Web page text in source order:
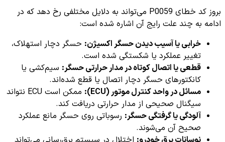
بروز کد خطای P0059 می‌تواند به دلایل مختلفی رخ دهد که در
ادامه به چند علت رایج آن اشاره شده است:
خرابی یا آسیب دیدن حسگر اکسیژن: حسگر دچار استهلاک،
تغییر عملکرد یا شکستگی شده است.
قطعی یا اتصال کوتاه در مدار حرارتی حسگر: سیم‌کشی یا
کانکتورهای حسگر دچار اتصال یا قطع شده‌اند.
مسائل در واحد کنترل موتور (ECU):
ممکن است ECU نتواند
سیگنال صحیحی از مدار حرارتی دریافت کند.
آلودگی یا گرفتگی حسگر: رسوباتی روی حسگر مانع عملکرد
صحیح آن می‌شوند.